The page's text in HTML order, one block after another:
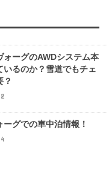
ォーグのAWDシステム本
いるのか？雪道でもチェ
？
ーグでの車中泊情報！